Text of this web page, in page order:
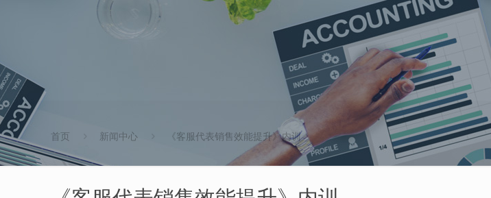
首页 新闻中心 《客服代表销售效能提升》内训